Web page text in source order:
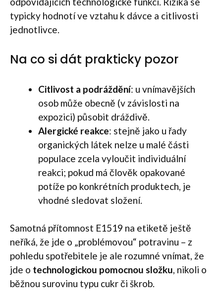
typicky hodnotí ve vztahu k dávce a citlivosti
jednotlivce.
Na co si dát prakticky pozor
Citlivost a podráždění: u vnímavějších
osob může obecně (v závislosti na
expozici) působit dráždivě.
Alergické reakce: stejně jako u řady
organických látek nelze u malé části
populace zcela vyloučit individuální
reakci; pokud má člověk opakované
potíže po konkrétních produktech, je
vhodné sledovat složení.
Samotná přítomnost E1519 na etiketě ještě
neříká, že jde o „problémovou“ potravinu – z
pohledu spotřebitele je ale rozumné vnímat, že
jde o technologickou pomocnou složku, nikoli o
běžnou surovinu typu cukr či škrob.